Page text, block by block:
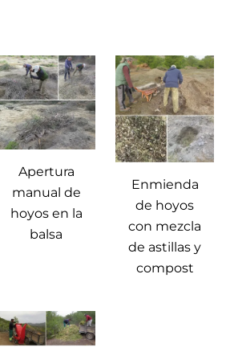
Apertura
manual de
hoyos en la
balsa
Enmienda
de hoyos
con mezcla
de astillas y
compost